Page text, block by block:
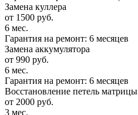
Замена куллера
от 1500 руб.
6 мес.
Гарантия на ремонт: 6 месяцев
Замена аккумулятора
от 990 руб.
6 мес.
Гарантия на ремонт: 6 месяцев
Восстановление петель матрицы
от 2000 руб.
3 мес.